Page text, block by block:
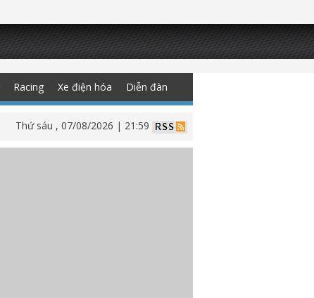
Racing Xe điện hóa Diễn đàn
Thứ sáu , 07/08/2026 | 21:59